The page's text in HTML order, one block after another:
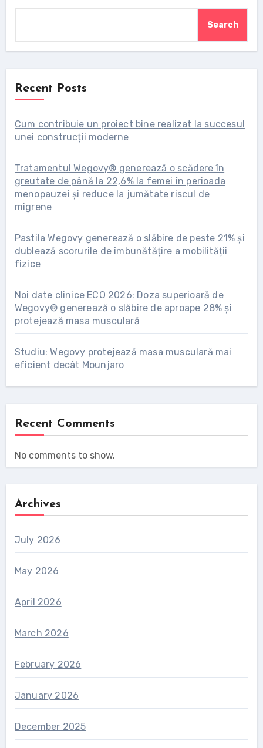
Search
Recent Posts
Cum contribuie un proiect bine realizat la succesul
unei construcții moderne
Tratamentul Wegovy® generează o scădere în
greutate de până la 22,6% la femei în perioada
menopauzei și reduce la jumătate riscul de
migrene
Pastila Wegovy generează o slăbire de peste 21% și
dublează scorurile de îmbunătățire a mobilității
fizice
Noi date clinice ECO 2026: Doza superioară de
Wegovy® generează o slăbire de aproape 28% și
protejează masa musculară
Studiu: Wegovy protejează masa musculară mai
eficient decât Mounjaro
Recent Comments
No comments to show.
Archives
July 2026
May 2026
April 2026
March 2026
February 2026
January 2026
December 2025